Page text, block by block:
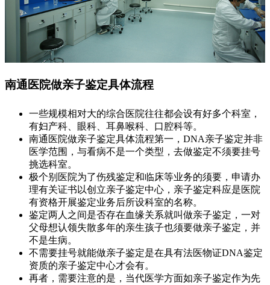
南通医院做亲子鉴定具体流程
一些规模相对大的综合医院往往都会设有好多个科室，
有妇产科、眼科、耳鼻喉科、口腔科等。
南通医院做亲子鉴定具体流程第一，DNA亲子鉴定并非
医学范围，与看病不是一个类型，去做鉴定不须要挂号
挑选科室。
极个别医院为了伤残鉴定和临床等业务的须要，申请办
理有关证书以创立亲子鉴定中心，亲子鉴定科应是医院
有资格开展鉴定业务后所设科室的名称。
鉴定两人之间是否存在血缘关系就叫做亲子鉴定，一对
父母想认领失散多年的亲生孩子也须要做亲子鉴定，并
不是生病。
不需要挂号就能做亲子鉴定是在具有法医物证DNA鉴定
资质的亲子鉴定中心才会有。
再者，需要注意的是，当代医学方面如亲子鉴定作为先